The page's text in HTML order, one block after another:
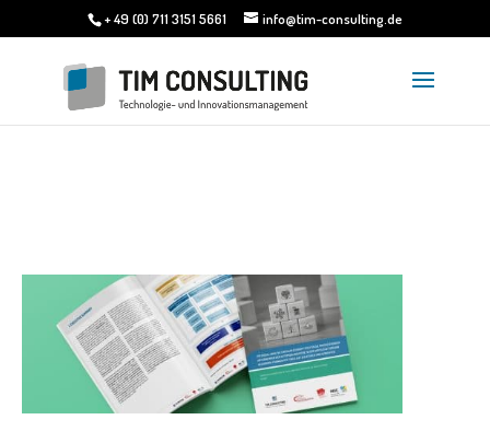
+ 49 (0) 711 3151 5661 info@tim-consulting.de